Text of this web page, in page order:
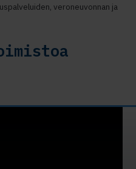
veroneuvonnan ja